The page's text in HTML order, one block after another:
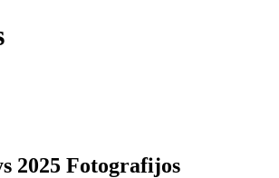
2025 Fotografijos